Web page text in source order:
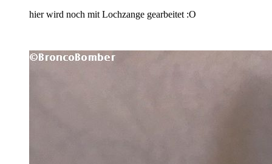
hier wird noch mit Lochzange gearbeitet :O